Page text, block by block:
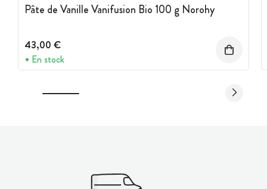
Pâte de Vanille Vanifusion Bio 100 g Norohy
43,00 €
En stock